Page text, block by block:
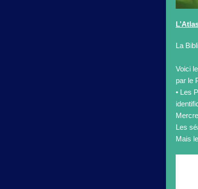
La
Voici
par le
• Les
Les
Mais